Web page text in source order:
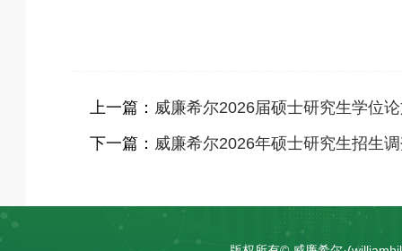
上一篇： 威廉希尔2026届硕士研究生学位
下一篇： 威廉希尔2026年硕士研究生招生